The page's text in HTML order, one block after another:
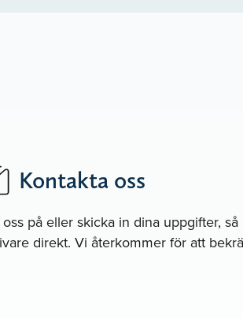
Kontakta oss
på eller skicka in dina uppgifter,
direkt. Vi återkommer för att